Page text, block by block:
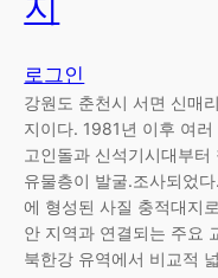
로그인
강원도 춘천시 서면 신매
지이다. 1981년 이후 여
고인돌과 신석기시대부
유물층이 발굴.조사되었
에 형성된 사질 충적대지
안 지역과 연결되는 주요
북한강 유역에서 비교적